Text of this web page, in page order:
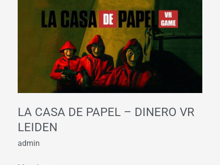
LA CASA DE PAPEL – DINERO VR
LEIDEN
admin